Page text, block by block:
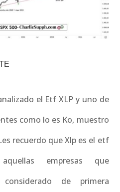
el Etf XLP y uno de
como lo es Ko, muestro
recuerdo que Xlp es el etf
empresas que
de primera